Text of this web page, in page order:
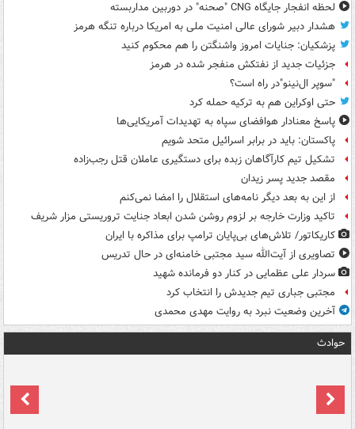
لحظه انفجار جایگاه CNG "صحنه" در دوربین مداربسته
هشدار دبیر شورای عالی امنیت ملی به امریکا درباره تنگه هرمز
پزشکیان: جنایات امروز واشنگتن را هم محکوم کنید
جزئیات جدید از نفتکش منفجر شده در هرمز
"سوپر ال‌نینو"در راه است؟
حتی اوکراین هم به ترکیه حمله کرد
پاسخ معنادار هوافضای سپاه به تهدیدات آمریکایی‌ها
پاکستان: باید در برابر اسرائیل متحد شویم
تشکیل تیم کارآگاهان زبده برای دستگیری عاملان قتل رجب‌زاده
مقصد جدید پسر زیدان
از این به بعد دیگر نامه‌های استقلال را امضا نمی‌کنم
تاکید وزارت خارجه بر لزوم روشن شدن ابعاد جنایت تروریستی مزار شریف
کاریکاتور/ تلاش‌های بی‌پایان ترامپ برای مذاکره با ایران
تصاویری از آیت‌الله سید مجتبی خامنه‌ای در حال تدریس
سردار علی عظمایی در کنار دو فرمانده شهید
مجتبی جباری تیم جدیدش را انتخاب کرد
آخرین وضعیت نبرد به روایت مهدی محمدی
حوادث